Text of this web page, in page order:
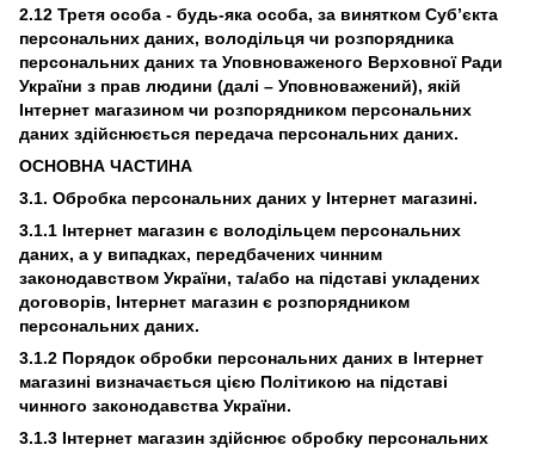
2.12 Третя особа - будь-яка особа, за винятком Суб’єкта
персональних даних, володільця чи розпорядника
персональних даних та Уповноваженого Верховної Ради
України з прав людини (далі – Уповноважений), якій
Інтернет магазином чи розпорядником персональних
даних здійснюється передача персональних даних.
ОСНОВНА ЧАСТИНА
3.1. Обробка персональних даних у Інтернет магазині.
3.1.1 Інтернет магазин є володільцем персональних
даних, а у випадках, передбачених чинним
законодавством України, та/або на підставі укладених
договорів, Інтернет магазин є розпорядником
персональних даних.
3.1.2 Порядок обробки персональних даних в Інтернет
магазині визначається цією Політикою на підставі
чинного законодавства України.
3.1.3 Інтернет магазин здійснює обробку персональних